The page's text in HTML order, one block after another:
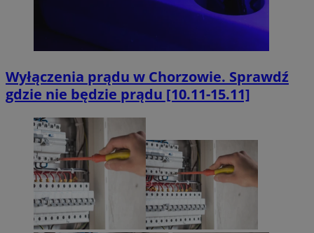
Wyłączenia prądu w Chorzowie. Sprawdź
gdzie nie będzie prądu [10.11-15.11]